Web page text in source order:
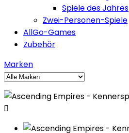
Spiele des Jahres
Zwei-Personen-Spiele
AllGo-Games
Zubehör
Marken
